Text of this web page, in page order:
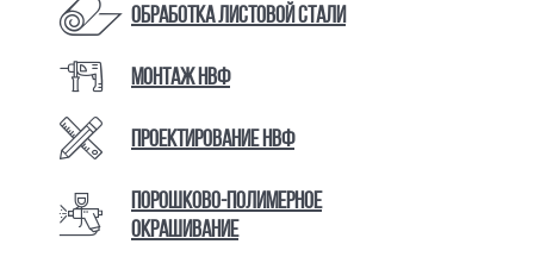
Обработка листовой стали
Монтаж НВФ
Проектирование НВФ
Порошково-полимерное
окрашивание
КАТАЛОГ ТОВАРОВ И УСЛУГ
УСЛУГИ ПО РАБОТЕ С
ЛИСТОВОЙ СТАЛЬЮ
МЕТАЛЛОКАССЕТЫ